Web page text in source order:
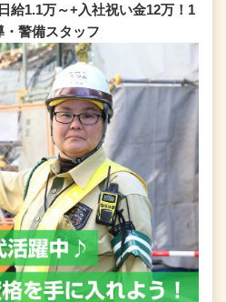
給1.1万～+入社祝い金12万！1
警備スタッフ